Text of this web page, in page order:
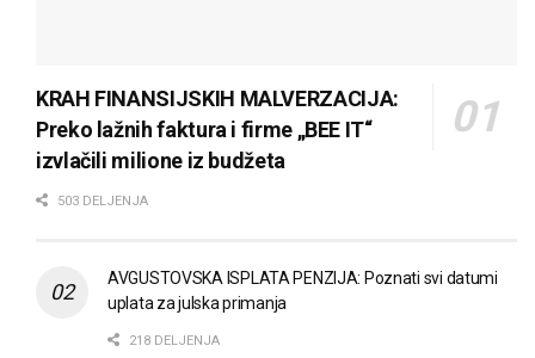
KRAH FINANSIJSKIH MALVERZACIJA:
Preko lažnih faktura i firme „BEE IT“
izvlačili milione iz budžeta
503 DELJENJA
AVGUSTOVSKA ISPLATA PENZIJA: Poznati svi datumi
uplata za julska primanja
218 DELJENJA